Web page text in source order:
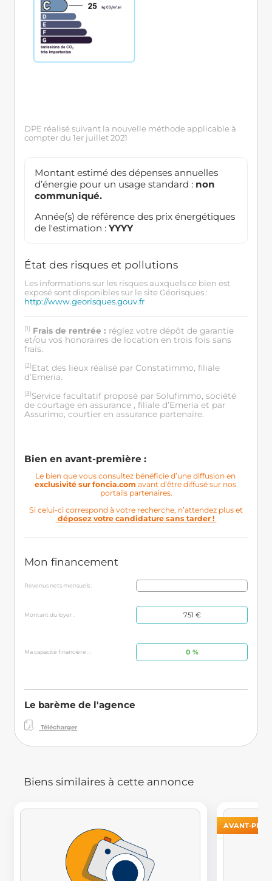
DPE réalisé suivant la nouvelle méthode applicable à
compter du 1er juillet 2021
Montant estimé des dépenses annuelles
d’énergie pour un usage standard : non
communiqué.
Année(s) de référence des prix énergétiques
de l'estimation : YYYY
État des risques et pollutions
Les informations sur les risques auxquels ce bien est
exposé sont disponibles sur le site Géorisques :
http://www.georisques.gouv.fr
(1) Frais de rentrée : réglez votre dépôt de garantie
et/ou vos honoraires de location en trois fois sans
frais.
(2)Etat des lieux réalisé par Constatimmo, filiale
d’Emeria.
(3)Service facultatif proposé par Solufimmo, société
de courtage en assurance , filiale d’Emeria et par
Assurimo, courtier en assurance partenaire.
Bien en avant-première :
Le bien que vous consultez bénéficie d’une diffusion en
exclusivité sur foncia.com avant d’être diffusé sur nos
portails partenaires.
déposez votre candidature sans tarder !
Mon financement
Revenus nets mensuels :
Montant du loyer : 751 €
Ma capacité financière : : 0 %
Le barème de l'agence
Télécharger
Biens similaires à cette annonce
AVANT-